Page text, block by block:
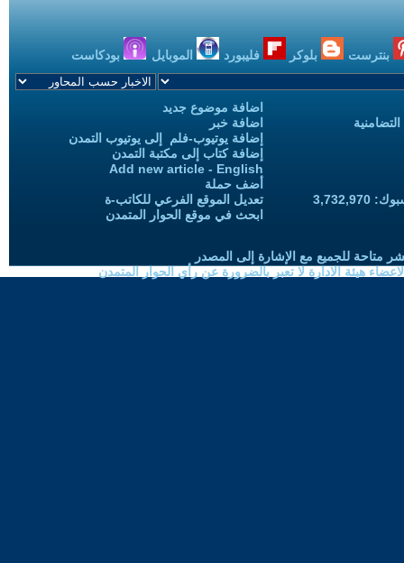
بنترست بلوكر فليبورد الموبايل بودكاست
اضافة موضوع جديد
اضافة خبر
إضافة يوتيوب-فلم إلى يوتيوب التمدن
إضافة كتاب إلى مكتبة التمدن
Add new article - English
أضف حملة
تعديل الموقع الفرعي للكاتب-ة
ابحث في موقع الحوار المتمدن
متاحة للجميع مع الإشارة إلى المصدر
هيئة الادارة لا تعبر بالضرورة عن رأي الحوار المتمدن